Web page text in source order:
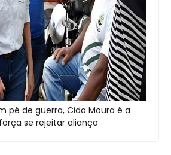
pé de guerra, Cida Moura é a
se rejeitar aliança